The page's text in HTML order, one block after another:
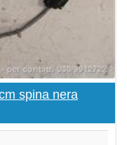
spina nera